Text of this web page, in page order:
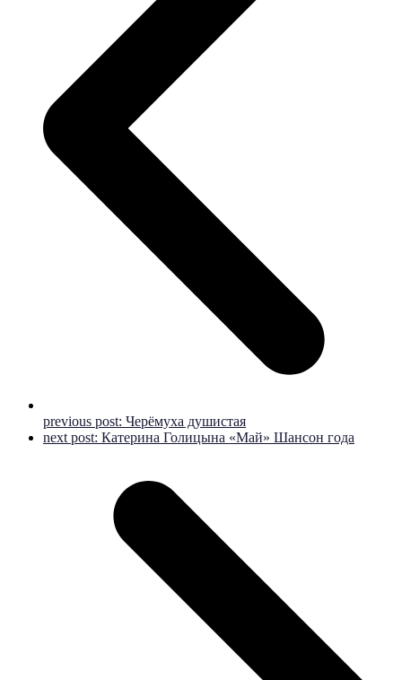
previous post: Черёмуха душистая
next post: Катерина Голицына «Май» Шансон года